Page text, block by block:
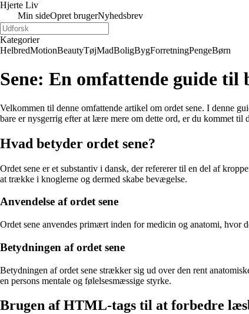
Hjerte Liv
Min sideOpret brugerNyhedsbrev
Kategorier
HelbredMotionBeautyTøjMadBoligBygForretningPengeBørn
Sene: En omfattende guide til
Velkommen til denne omfattende artikel om ordet sene. I denne
bare er nysgerrig efter at lære mere om dette ord, er du kommet til
Hvad betyder ordet sene?
Ordet sene er et substantiv i dansk, der refererer til en del af
at trække i knoglerne og dermed skabe bevægelse.
Anvendelse af ordet sene
Ordet sene anvendes primært inden for medicin og anatomi, hvor
Betydningen af ordet sene
Betydningen af ordet sene strækker sig ud over den rent
en persons mentale og følelsesmæssige styrke.
Brugen af HTML-tags til at forbedre